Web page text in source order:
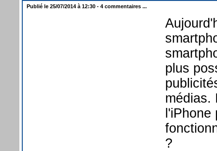
Publié le 25/07/2014 à 12:30 - 4 commentaires ...
plus
médias.
?